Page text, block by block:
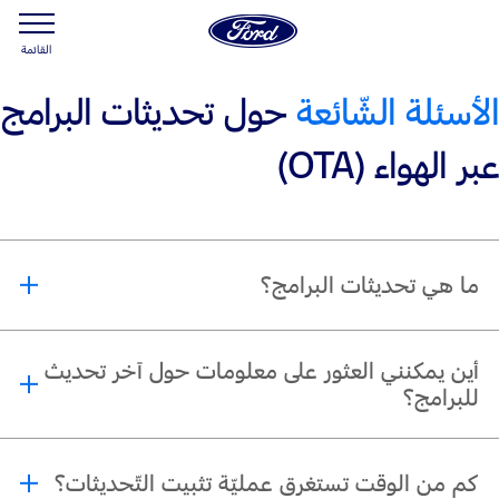
القائمة
الأسئلة الشّائعة حول تحديثات البرامج
عبر الهواء (OTA)
ما هي تحديثات البرامج؟
توفّر تحديثات البرامج *ميّزات ووظائف جديدة لمركبات فورد المجهّزة، بإستخدام تقنيّة
متطوّرة عبر الهواء. قد تشمل هذه التّحديثات:
تحسينات على البرامج
تحديثات أمنيّة
أين يمكنني العثور على معلومات حول آخر تحديث
للبرامج؟
قائمة الإعدادات.
كم من الوقت تستغرق عمليّة تثبيت التّحديثات؟